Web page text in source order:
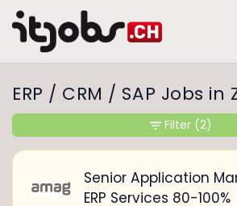
ERP / CRM / SAP Jobs in
Senior Application
ERP Services 80-100%
Filter (2)